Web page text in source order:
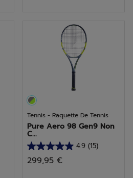
Tennis - Raquette De Tennis
Pure Aero 98 Gen9 Non
C...
4.9 (15)
4.9
sur
299,95 €